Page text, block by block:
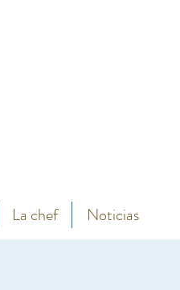
La chef Noticias